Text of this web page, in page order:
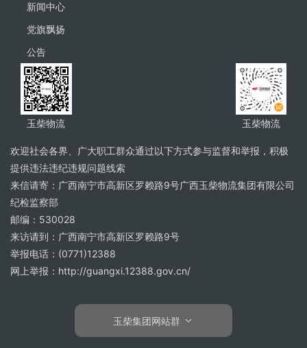
新闻中心
党旗飘扬
公告
玉柴物流 玉柴物流
欢迎社会各界、广大职工群众通过以下方式参与监督和举报，积极
提供违法违纪违规问题线索
来信请寄：广西南宁市高新区罗赖路9号广西玉柴物流集团有限公司
纪检监察部
邮编：530028
来访请到：广西南宁市高新区罗赖路9号
举报电话：(0771)12388
网上举报：http://guangxi.12388.gov.cn/
玉柴集团网站群